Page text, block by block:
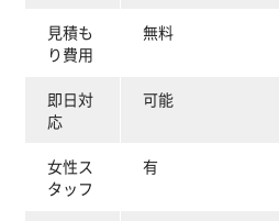
見積も
り費用
無料
即日対
応
可能
女性ス
タッフ
有